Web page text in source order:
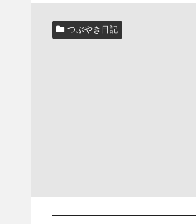
つぶやき日記